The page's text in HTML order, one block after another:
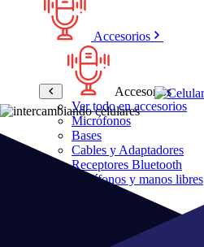
Accesorios
Accesorios
Ver todo en accesorios
Micrófonos
Bases
Cables y Adaptadores
Receptores Bluetooth
Audífonos y manos libres